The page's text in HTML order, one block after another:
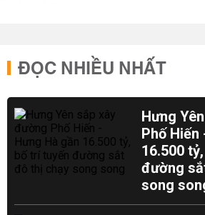
ĐỌC NHIỀU NHẤT
Hưng
Phố Hiến
16.500
đường
song